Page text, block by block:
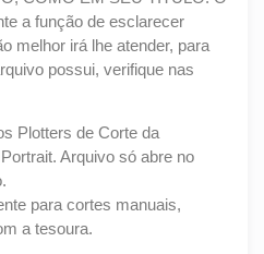
a função de esclarecer
melhor irá lhe atender, para
possui, verifique nas
Plotters de Corte da
Arquivo só abre no
para cortes manuais,
a tesoura.